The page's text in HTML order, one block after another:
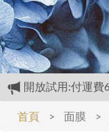
開放試用:付運
滿仟送醫美級
滿仟送醫美級
首頁 > 面膜 >